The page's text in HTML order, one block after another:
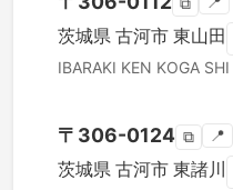
茨城県 古河市 東山田
IBARAKI KEN KOGA SHI
〒 306-0124 ⧉ 📍
茨城県 古河市 東諸川